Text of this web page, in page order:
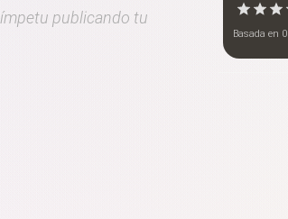
Basada en 0
publicando tu